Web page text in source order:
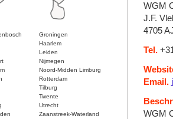
Groningen
Haarlem
Leiden
Nijmegen
Noord-Midden Limburg
Rotterdam
Tilburg
Twente
Utrecht
Zaanstreek-Waterland
WGM
J.F.
4705
Tel.
Email.
WGM